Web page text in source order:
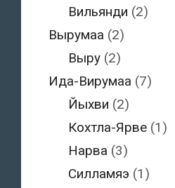
Вильянди (2)
Вырумаа (2)
Выру (2)
Ида-Вирумаа (7)
Йыхви (2)
Кохтла-Ярве (1)
Нарва (3)
Силламяэ (1)